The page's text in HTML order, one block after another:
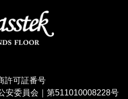
許可証番号
安委員会｜第511010008228号